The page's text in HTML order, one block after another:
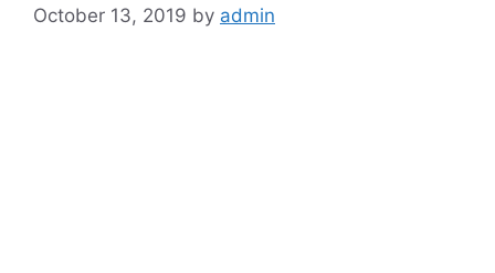
October 13, 2019 by admin